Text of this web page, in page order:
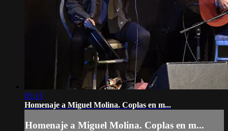
05:13
Homenaje a Miguel Molina. Coplas en m...
Homenaje a Miguel Molina. Coplas en m...